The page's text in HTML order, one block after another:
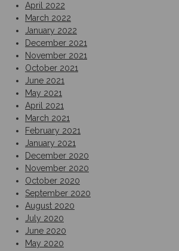
April 2022
March 2022
January 2022
December 2021
November 2021
October 2021
June 2021
May 2021
April 2021
March 2021
February 2021
January 2021
December 2020
November 2020
October 2020
September 2020
August 2020
July 2020
June 2020
May 2020